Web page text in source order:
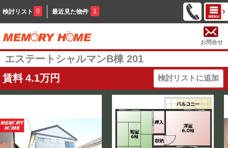
検討リスト 0 最近見た物件 1
お問合せ
エステートシャルマンB棟 201
賃料 4.1万円 検討リストに追加